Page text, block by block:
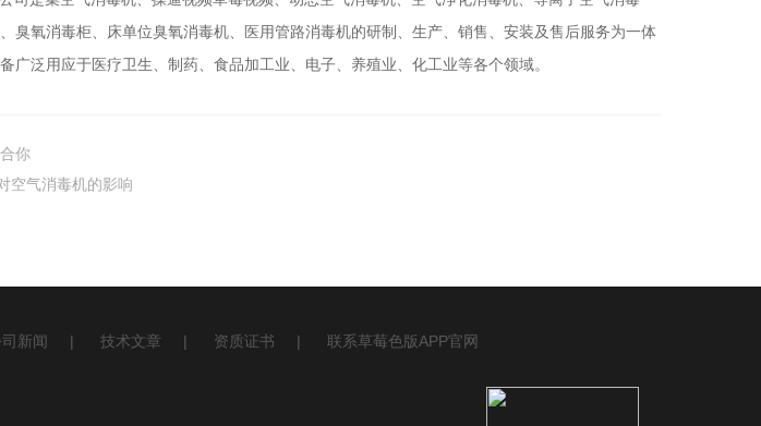
臭氧消毒柜、床单位臭氧消毒机、医用管路消毒机的研制、生产、销售、安装及售后服务为一体
应于医疗卫生、制药、食品加工业、电子、养殖业、化工业等各个领域。
你
空气消毒机的影响
新闻 | 技术文章 | 资质证书 | 联系草莓色版APP官网